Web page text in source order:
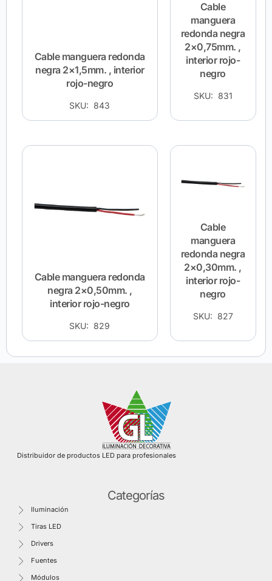
Cable manguera redonda
negra 2×1,5mm. , interior
rojo-negro
SKU: 843
Cable
manguera
redonda negra
2×0,75mm. ,
interior rojo-
negro
SKU: 831
Cable manguera redonda
negra 2×0,50mm. ,
interior rojo-negro
SKU: 829
Cable
manguera
redonda negra
2×0,30mm. ,
interior rojo-
negro
SKU: 827
Distribuidor de productos LED para profesionales
Categorías
Iluminación
Tiras LED
Drivers
Fuentes
Módulos